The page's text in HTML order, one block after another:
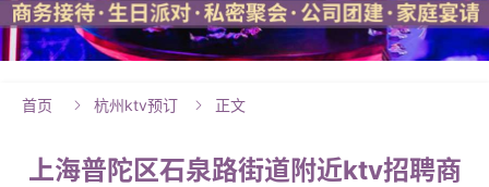
首页  杭州ktv预订  正文
上海普陀区石泉路街道附近ktv招聘商